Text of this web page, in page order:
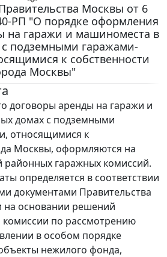
Москвы от 6
РП "О порядке оформления
на гаражи и машиноместа в
подземными гаражами-
к собственности
Москвы"
договоры аренды на гаражи и
домах с подземными
относящимися к
Москвы, оформляются на
гаражных комиссий.
определяется в соответствии
документами Правительства
основании решений
по рассмотрению
в особом порядке
нежилого фонда,